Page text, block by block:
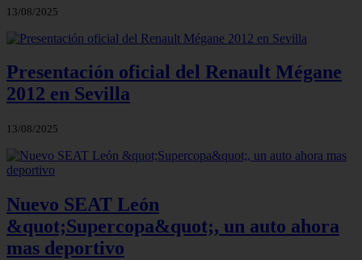
13/08/2025
Presentación oficial del Renault Mégane
2012 en Sevilla
13/08/2025
Nuevo SEAT León
&quot;Supercopa&quot;, un auto ahora
mas deportivo